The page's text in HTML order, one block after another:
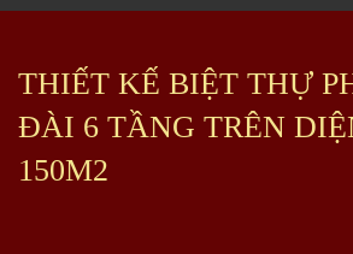
THIẾT KẾ BIỆT THỰ
ĐÀI 6 TẦNG TRÊN
150M2